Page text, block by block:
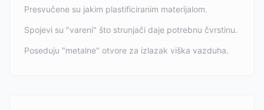
Presvučene su jakim plastificiranim materijalom.
Spojevi su "vareni" što strunjači daje potrebnu čvrstinu.
Poseduju "metalne" otvore za izlazak viška vazduha.